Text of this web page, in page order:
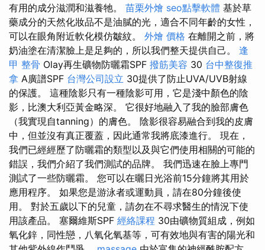
有用的成分滋潤和滋養牠。 苗栗外燴 seo點擊軟體 基於草
藥成分的天然化妝品不是油膩的光，適合不同年齡的女性，
可以在眼角附近軟化模仿皺紋。 外燴 價格 在離開之前，將
奶油塗在清潔臉上是足夠的，所以我們整天提供自己。 逢
甲 整骨 Olay再生礦物防曬霜SPF 撥筋美容 30 台中整復推
拿 A廣譜SPF 台灣公司設立 30提供了防止UVA/UVB射線
的保護。 這種陰影只有一種陰影可用，它是淺中顏色的陰
影，比澳大利亞黃金略深。 它很好地融入了我的臉部膚色
（我實現自tanning）的膚色。 陰影很容易融合到我的皮膚
中，但並沒有真正覆蓋，因此通常我將底漆進行。 現在，
我們已經經歷了防曬霜的類型以及與它們使用相關的可能的
錯誤，我們介紹了我們測試的品牌。 我們迅速在臉上專門
測試了一些防曬霜。 您可以在曬日光浴前15分鐘將其用於
應用程序。 如果您是游泳者或運動員，請在80分鐘後使
用。 對於五歲以下的兒童，請勿在不尋求醫生的情況下使
用該產品。 塞爾維斯SPF 經絡課程 30由礦物質組成，例如
氧化鋅，同性戀，八氧化氧基等，可有效地與有害的陽光和